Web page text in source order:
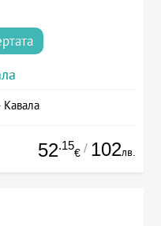
52.15
€ / 102лв.